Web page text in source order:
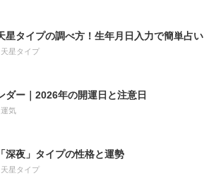
星タイプの調べ方！生年月日入力で簡単占い
天星タイプ
ダー｜2026年の開運日と注意日
運気
深夜」タイプの性格と運勢
天星タイプ